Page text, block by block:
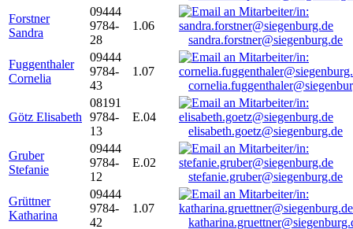
Forstner
Sandra
09444
9784-
28
1.06
sandra.forstner@siegenburg.de
Fuggenthaler
Cornelia
09444
9784-
43
1.07
Götz Elisabeth
08191
9784-
13
E.04
elisabeth.goetz@siegenburg.de
Gruber
Stefanie
09444
9784-
12
E.02
stefanie.gruber@siegenburg.de
Grüttner
Katharina
09444
9784-
42
1.07